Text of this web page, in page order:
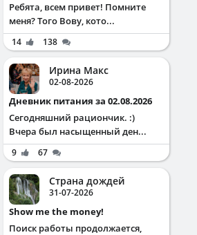
Ребята, всем привет! Помните
меня? Того Вову, кото...
14 138
Ирина Макс
02-08-2026
Дневник питания за 02.08.2026
Сегодняшний рациончик. :)
Вчера был насыщенный ден...
9 67
Страна дождей
31-07-2026
Show me the money!
Поиск работы продолжается,